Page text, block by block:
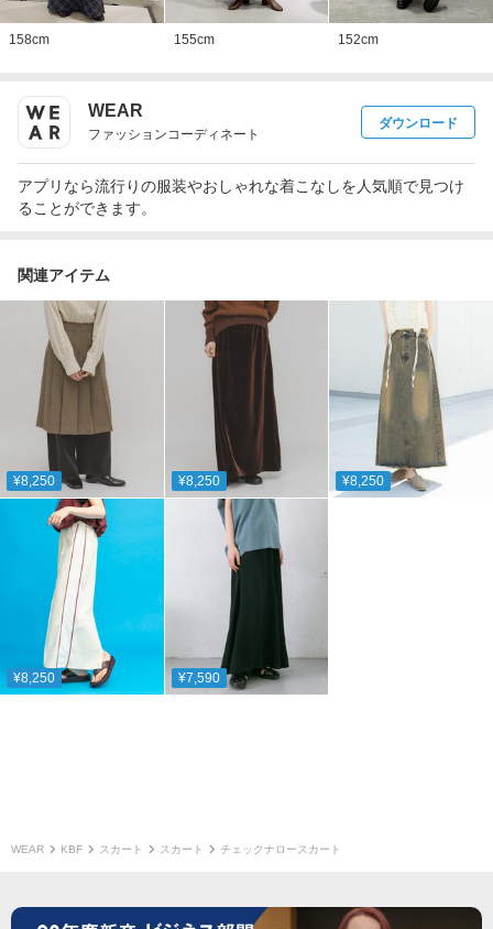
158cm 155cm 152cm
WEAR
ファッションコーディネート
ダウンロード
アプリなら流行りの服装やおしゃれな着こなしを人気順で見つけ
ることができます。
関連アイテム
¥8,250 ¥8,250 ¥8,250
¥8,250 ¥7,590
WEAR KBF スカート スカート チェックナロースカート